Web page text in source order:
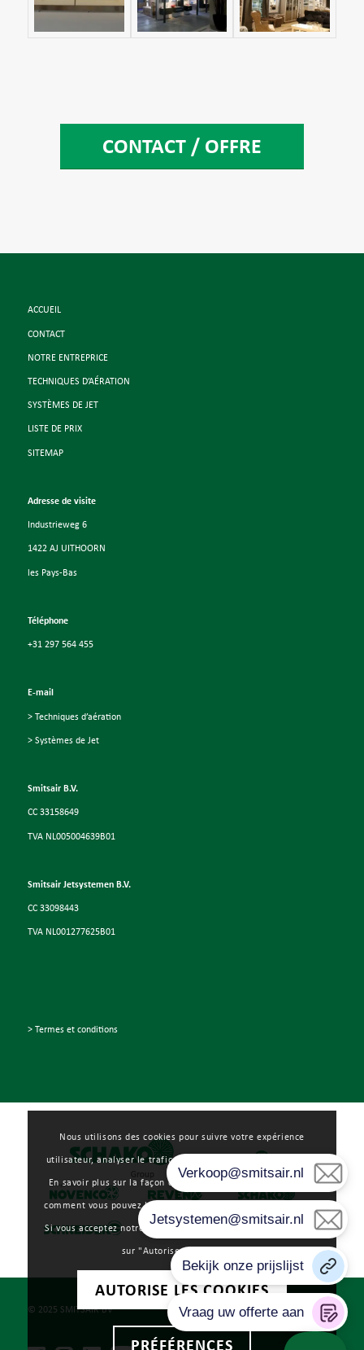
CONTACT / OFFRE
ACCUEIL
CONTACT
NOTRE ENTREPRICE
TECHNIQUES D’AÉRATION
SYSTÈMES DE JET
LISTE DE PRIX
SITEMAP
Adresse de visite
Industrieweg 6
1422 AJ UITHOORN
les Pays-Bas
Téléphone
+31 297 564 455
E-mail
> Techniques d’aération
> Systèmes de Jet
Smitsair B.V.
CC 33158649
TVA NL005004639B01
Smitsair Jetsystemen B.V.
CC 33098443
TVA NL001277625B01
> Termes et conditions
© 2025 SMITSAIR BV
Nous utilisons des cookies pour suivre votre expérience
utilisateur, analyser le trafic Web et à des fins de marketing.
En savoir plus sur la façon dont nous utilisons les cookies et
comment vous pouvez les gérer en cliquant sur "Préférences".
Si vous acceptez notre utilisation des cookies, veuillez cliquer
sur "Autoriser les cookies".
AUTORISE LES COOKIES
PRÉFÉRENCES